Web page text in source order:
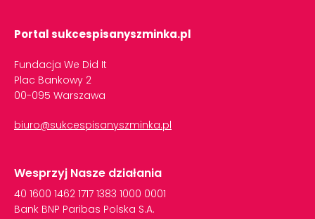
Portal sukcespisanyszminka.pl
Fundacja We Did It
Plac Bankowy 2
00-095 Warszawa
biuro@sukcespisanyszminka.pl
Wesprzyj Nasze działania
40 1600 1462 1717 1383 1000 0001
Bank BNP Paribas Polska S.A.